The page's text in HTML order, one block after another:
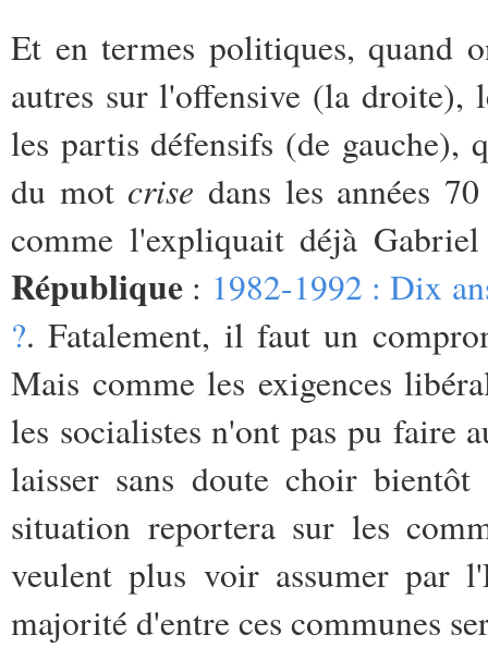
Et en termes politiques, quand
autres sur l'offensive (la droite),
les partis défensifs (de gauche),
du mot crise dans les années
comme l'expliquait déjà
République : 1982-1992 : Dix
?. Fatalement, il faut un
Mais comme les exigences
les socialistes n'ont pas pu faire
laisser sans doute choir
situation reportera sur les
veulent plus voir assumer par
majorité d'entre ces communes